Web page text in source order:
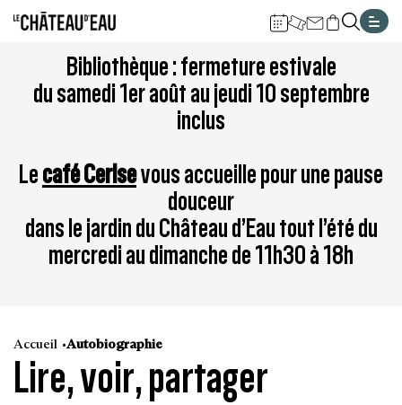
Aller
contenu
Aller
à
la
navigation
à
la
recherche
Aller
au
pied
plan
Bibliothèque : fermeture estivale
du samedi 1er août au jeudi 10 septembre
inclus
Lecafé Cerisevous accueille pour une pause
douceur
dans le jardin du Château d’Eau tout l’été du
mercredi au dimanche de 11h30 à 18h
Accueil Autobiographie
Lire, voir, partager